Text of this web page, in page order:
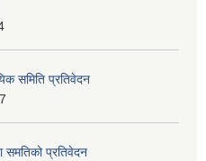
समिति प्रतिवेदन
प्रतिवेदन